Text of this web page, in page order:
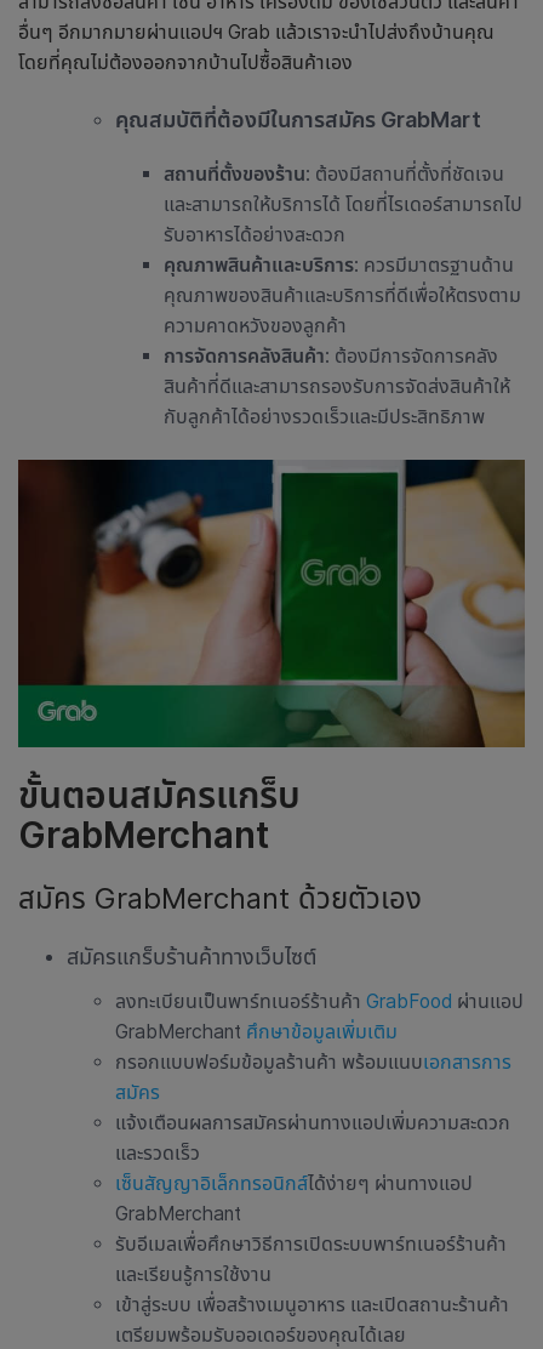
อื่นๆ อีกมากมายผ่านแอปฯ Grab แล้วเราจะนำไปส่งถึงบ้านคุณ
โดยที่คุณไม่ต้องออกจากบ้านไปซื้อสินค้าเอง
คุณสมบัติที่ต้องมีในการสมัคร GrabMart
สถานที่ตั้งของร้าน: ต้องมีสถานที่ตั้งที่ชัดเจน
และสามารถให้บริการได้ โดยที่ไรเดอร์สามารถไป
รับอาหารได้อย่างสะดวก
คุณภาพสินค้าและบริการ: ควรมีมาตรฐานด้าน
คุณภาพของสินค้าและบริการที่ดีเพื่อให้ตรงตาม
ความคาดหวังของลูกค้า
การจัดการคลังสินค้า: ต้องมีการจัดการคลัง
สินค้าที่ดีและสามารถรองรับการจัดส่งสินค้าให้
กับลูกค้าได้อย่างรวดเร็วและมีประสิทธิภาพ
ขั้นตอนสมัครแกร็บ
GrabMerchant
สมัคร GrabMerchant ด้วยตัวเอง
สมัครแกร็บร้านค้าทางเว็บไซต์
ลงทะเบียนเป็นพาร์ทเนอร์ร้านค้า GrabFood ผ่านแอป
GrabMerchant ศึกษาข้อมูลเพิ่มเติม
กรอกแบบฟอร์มข้อมูลร้านค้า พร้อมแนบเอกสารการ
สมัคร
แจ้งเตือนผลการสมัครผ่านทางแอปเพิ่มความสะดวก
และรวดเร็ว
เซ็นสัญญาอิเล็กทรอนิกส์ได้ง่ายๆ ผ่านทางแอป
GrabMerchant
รับอีเมลเพื่อศึกษาวิธีการเปิดระบบพาร์ทเนอร์ร้านค้า
และเรียนรู้การใช้งาน
เข้าสู่ระบบ เพื่อสร้างเมนูอาหาร และเปิดสถานะร้านค้า
เตรียมพร้อมรับออเดอร์ของคุณได้เลย